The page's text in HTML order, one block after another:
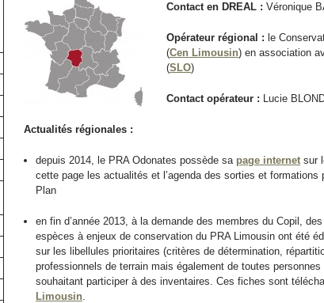
Contact en DREAL : Véronique
Opérateur régional : le
(Cen Limousin) en association
(SLO)
Contact opérateur : Lucie
Actualités régionales :
depuis 2014, le PRA Odonates possède sa page internet sur
cette page les actualités et l’agenda des sorties et formations
Plan
en fin d’année 2013, à la demande des membres du Copil,
espèces à enjeux de conservation du PRA Limousin ont été
sur les libellules prioritaires (critères de détermination,
professionnels de terrain mais également de toutes
souhaitant participer à des inventaires. Ces fiches sont
Limousin.